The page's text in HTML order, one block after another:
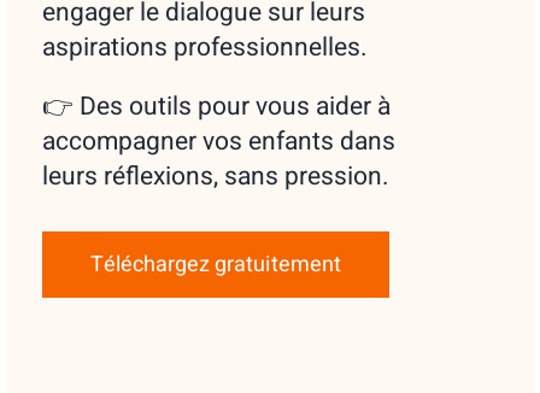
engager le dialogue sur leurs
aspirations professionnelles.
👉 Des outils pour vous aider à
accompagner vos enfants dans
leurs réflexions, sans pression.
Téléchargez gratuitement